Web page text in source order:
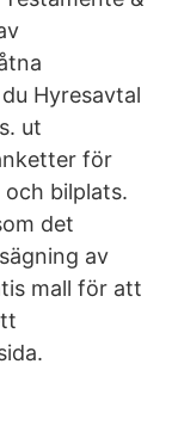
Hyresavtal
ut
för
bilplats.
det
av
mall för att